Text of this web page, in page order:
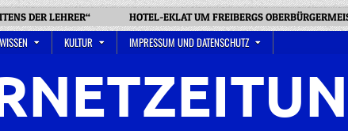
DER LEHRER“ HOTEL-EKLAT UM FREIBERGS
KULTUR IMPRESSUM UND DATENSCHUTZ